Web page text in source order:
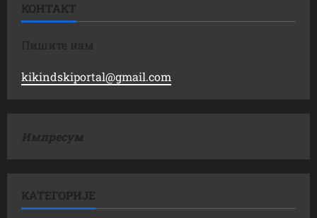
КОНТАКТ
Пишите нам
kikindskiportal@gmail.com
Импресум
КАТЕГОРИЈЕ